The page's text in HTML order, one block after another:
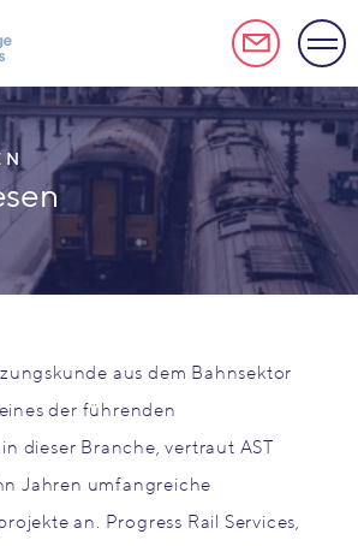
aus dem Bahnsektor
der führenden
dieser Branche, vertraut AST
Jahren umfangreiche
an. Progress Rail Services,